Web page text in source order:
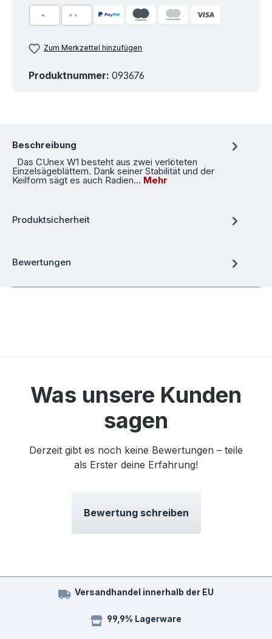
Zum Merkzettel hinzufügen
Produktnummer: 093676
Beschreibung
Das CUnex W1 besteht aus zwei verlöteten
Einzelsägeblättern. Dank seiner Stabilität und der
Keilform sägt es auch Radien… Mehr
Produktsicherheit
Bewertungen
Was unsere Kunden
sagen
Derzeit gibt es noch keine Bewertungen – teile
als Erster deine Erfahrung!
Bewertung schreiben
Versandhandel innerhalb der EU
99,9% Lagerware